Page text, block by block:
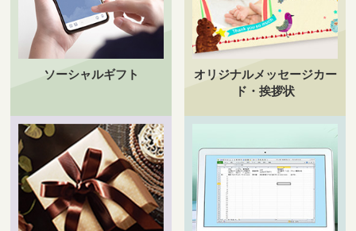
ソーシャルギフト
オリジナルメッセージカー
ド・挨拶状